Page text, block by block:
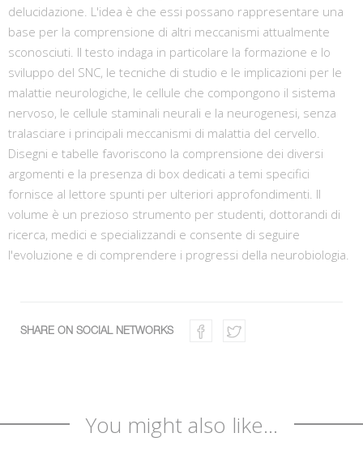
delucidazione. L'idea è che essi possano rappresentare una
base per la comprensione di altri meccanismi attualmente
sconosciuti. Il testo indaga in particolare la formazione e lo
sviluppo del SNC, le tecniche di studio e le implicazioni per le
malattie neurologiche, le cellule che compongono il sistema
nervoso, le cellule staminali neurali e la neurogenesi, senza
tralasciare i principali meccanismi di malattia del cervello.
Disegni e tabelle favoriscono la comprensione dei diversi
argomenti e la presenza di box dedicati a temi specifici
fornisce al lettore spunti per ulteriori approfondimenti. Il
volume è un prezioso strumento per studenti, dottorandi di
ricerca, medici e specializzandi e consente di seguire
l'evoluzione e di comprendere i progressi della neurobiologia.
SHARE ON SOCIAL NETWORKS
You might also like...